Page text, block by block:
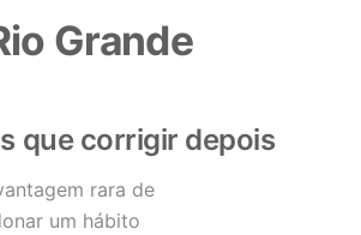
Grande
que corrigir depois
rara de
um hábito